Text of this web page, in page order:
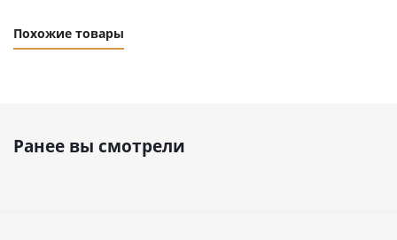
Похожие товары
Ранее вы смотрели